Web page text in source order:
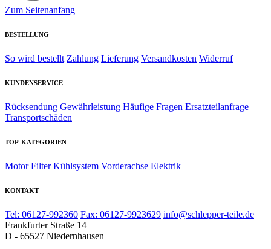
Zum Seitenanfang
BESTELLUNG
So wird bestellt Zahlung Lieferung Versandkosten Widerruf
KUNDENSERVICE
Rücksendung Gewährleistung Häufige Fragen Ersatzteilanfrage
Transportschäden
TOP-KATEGORIEN
Motor Filter Kühlsystem Vorderachse Elektrik
KONTAKT
Tel: 06127-992360 Fax: 06127-9923629 info@schlepper-teile.de
Frankfurter Straße 14
D - 65527 Niedernhausen